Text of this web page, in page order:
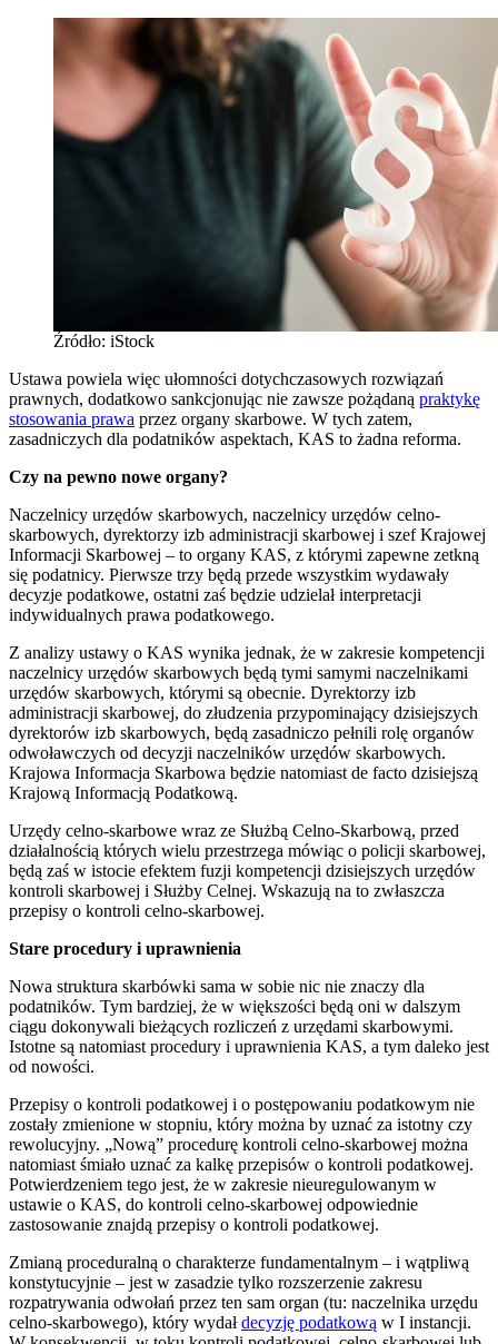
Źródło: iStock
Ustawa powiela więc ułomności dotychczasowych rozwiązań
prawnych, dodatkowo sankcjonując nie zawsze pożądaną praktykę
stosowania prawa przez organy skarbowe. W tych zatem,
zasadniczych dla podatników aspektach, KAS to żadna reforma.
Czy na pewno nowe organy?
Naczelnicy urzędów skarbowych, naczelnicy urzędów celno-
skarbowych, dyrektorzy izb administracji skarbowej i szef Krajowej
Informacji Skarbowej – to organy KAS, z którymi zapewne zetkną
się podatnicy. Pierwsze trzy będą przede wszystkim wydawały
decyzje podatkowe, ostatni zaś będzie udzielał interpretacji
indywidualnych prawa podatkowego.
Z analizy ustawy o KAS wynika jednak, że w zakresie kompetencji
naczelnicy urzędów skarbowych będą tymi samymi naczelnikami
urzędów skarbowych, którymi są obecnie. Dyrektorzy izb
administracji skarbowej, do złudzenia przypominający dzisiejszych
dyrektorów izb skarbowych, będą zasadniczo pełnili rolę organów
odwoławczych od decyzji naczelników urzędów skarbowych.
Krajowa Informacja Skarbowa będzie natomiast de facto dzisiejszą
Krajową Informacją Podatkową.
Urzędy celno-skarbowe wraz ze Służbą Celno-Skarbową, przed
działalnością których wielu przestrzega mówiąc o policji skarbowej,
będą zaś w istocie efektem fuzji kompetencji dzisiejszych urzędów
kontroli skarbowej i Służby Celnej. Wskazują na to zwłaszcza
przepisy o kontroli celno-skarbowej.
Stare procedury i uprawnienia
Nowa struktura skarbówki sama w sobie nic nie znaczy dla
podatników. Tym bardziej, że w większości będą oni w dalszym
ciągu dokonywali bieżących rozliczeń z urzędami skarbowymi.
Istotne są natomiast procedury i uprawnienia KAS, a tym daleko jest
od nowości.
Przepisy o kontroli podatkowej i o postępowaniu podatkowym nie
zostały zmienione w stopniu, który można by uznać za istotny czy
rewolucyjny. „Nową” procedurę kontroli celno-skarbowej można
natomiast śmiało uznać za kalkę przepisów o kontroli podatkowej.
Potwierdzeniem tego jest, że w zakresie nieuregulowanym w
ustawie o KAS, do kontroli celno-skarbowej odpowiednie
zastosowanie znajdą przepisy o kontroli podatkowej.
Zmianą proceduralną o charakterze fundamentalnym – i wątpliwą
konstytucyjnie – jest w zasadzie tylko rozszerzenie zakresu
rozpatrywania odwołań przez ten sam organ (tu: naczelnika urzędu
celno-skarbowego), który wydałdecyzję podatkową w I instancji.